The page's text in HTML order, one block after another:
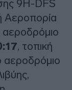
9H-DFS
Αεροπορία
, τοπική